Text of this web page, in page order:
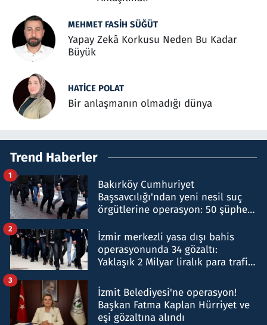
MEHMET FASIH SÜĞÜT
Yapay Zekâ Korkusu Neden Bu Kadar
Büyük
HATICE POLAT
Bir anlaşmanın olmadığı dünya
Trend Haberler
Bakırköy Cumhuriyet
Başsavcılığı'ndan yeni nesil suç
örgütlerine operasyon: 50 şüpheli
1
İzmir merkezli yasa dışı bahis
operasyonunda 34 gözaltı:
Yaklaşık 2 Milyar liralık para trafiği
2
İzmit Belediyesi'ne operasyon!
Başkan Fatma Kaplan Hürriyet ve
eşi gözaltına alındı
3